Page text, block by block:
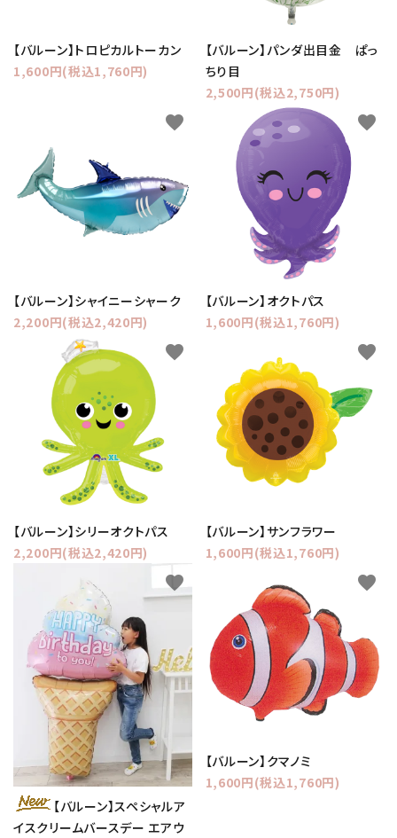
【バルーン】トロピカルトーカン
1,600円(税込1,760円)
【バルーン】パンダ出目金 ぱっ
ちり目
2,500円(税込2,750円)
【バルーン】シャイニーシャーク
2,200円(税込2,420円)
favorite
【バルーン】オクトパス
1,600円(税込1,760円)
favorite
【バルーン】シリーオクトパス
2,200円(税込2,420円)
favorite
【バルーン】サンフラワー
1,600円(税込1,760円)
favorite
【バルーン】スペシャルア
イスクリームバースデー エアウ
favorite
【バルーン】クマノミ
1,600円(税込1,760円)
favorite